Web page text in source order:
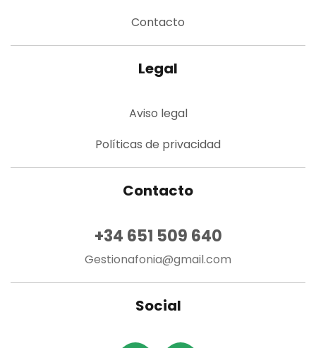
Contacto
Legal
Aviso legal
Políticas de privacidad
Contacto
+34 651 509 640
Gestionafonia@gmail.com
Social